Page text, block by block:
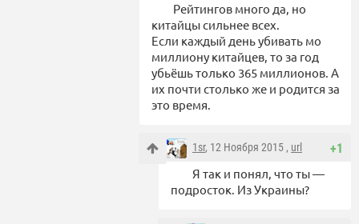
Рейтингов много да, но
китайцы сильнее всех.
Если каждый день убивать мо
миллиону китайцев, то за год
убьёшь только 365 миллионов. А
их почти столько же и родится за
это время.
+1
1sr, 12 Ноября 2015 , url
Я так и понял, что ты —
подросток. Из Украины?